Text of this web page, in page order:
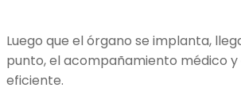
Luego que el órgano se implanta,
punto, el acompañamiento médico
eficiente.